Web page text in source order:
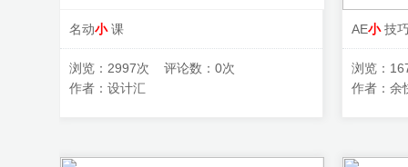
名动小课
浏览：2997次 评论数：0次
作者： 设计汇
AE小技
浏览：
作者： 余